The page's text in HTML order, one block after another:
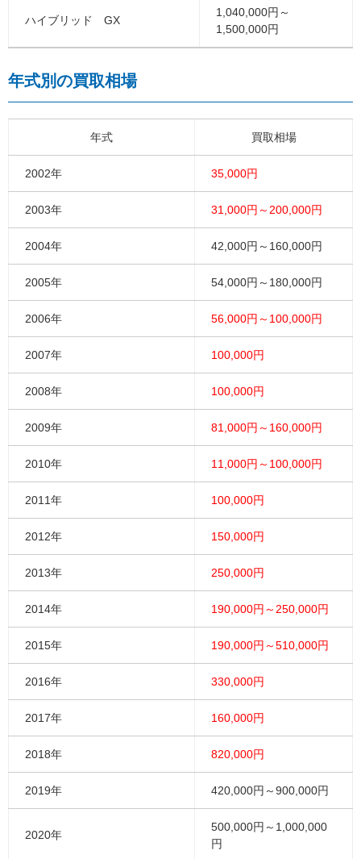
ハイブリッド GX
1,040,000円～
1,500,000円
年式別の買取相場
年式 買取相場
2002年 35,000円
2003年 31,000円～200,000円
2004年 42,000円～160,000円
2005年 54,000円～180,000円
2006年 56,000円～100,000円
2007年 100,000円
2008年 100,000円
2009年 81,000円～160,000円
2010年 11,000円～100,000円
2011年 100,000円
2012年 150,000円
2013年 250,000円
2014年 190,000円～250,000円
2015年 190,000円～510,000円
2016年 330,000円
2017年 160,000円
2018年 820,000円
2019年 420,000円～900,000円
2020年
500,000円～1,000,000
円